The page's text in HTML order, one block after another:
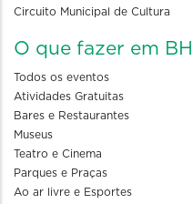
Circuito Municipal de Cultura
O que fazer em BH
Todos os eventos
Atividades Gratuitas
Bares e Restaurantes
Museus
Teatro e Cinema
Parques e Praças
Ao ar livre e Esportes